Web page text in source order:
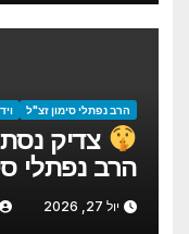
הרב נפתלי סימון זצ"ל
צדיק
הרב נפתלי
יהודה סעדיה
יול 27, 2026